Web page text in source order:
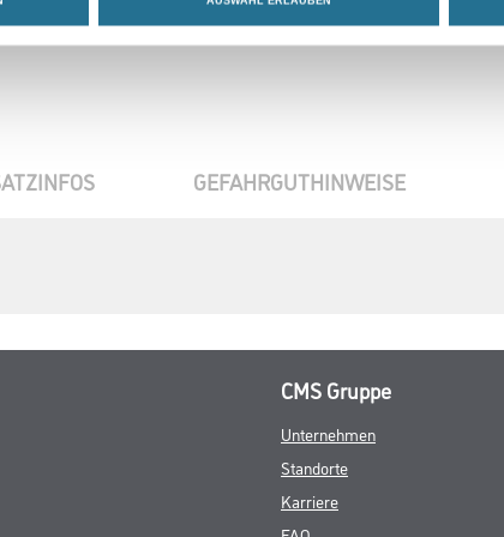
GEFAHRGUTHINWEISE
CMS Gruppe
Unternehmen
Standorte
Karriere